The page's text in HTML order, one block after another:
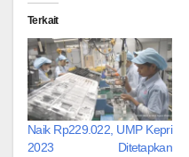
Terkait
Naik Rp229.022, UMP Kepri
2023 Ditetapkan